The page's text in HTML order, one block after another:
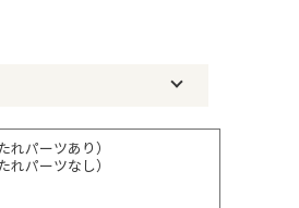
れパーツあり）
れパーツなし）